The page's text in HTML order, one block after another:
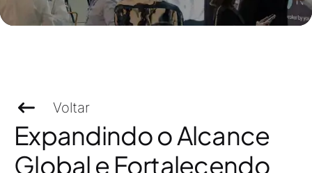
Voltar
Expandindo o Alcance
Global e Fortalecendo